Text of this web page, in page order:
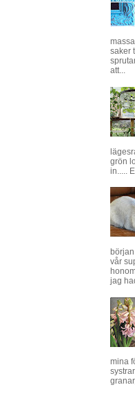
saker
att...
grön
in.....
vår
jag
mina